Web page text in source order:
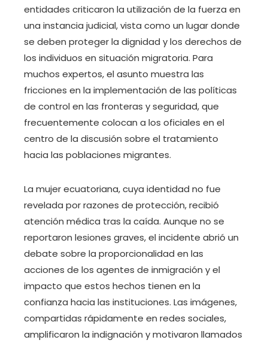
entidades criticaron la utilización de la fuerza en
una instancia judicial, vista como un lugar donde
se deben proteger la dignidad y los derechos de
los individuos en situación migratoria. Para
muchos expertos, el asunto muestra las
fricciones en la implementación de las políticas
de control en las fronteras y seguridad, que
frecuentemente colocan a los oficiales en el
centro de la discusión sobre el tratamiento
hacia las poblaciones migrantes.
La mujer ecuatoriana, cuya identidad no fue
revelada por razones de protección, recibió
atención médica tras la caída. Aunque no se
reportaron lesiones graves, el incidente abrió un
debate sobre la proporcionalidad en las
acciones de los agentes de inmigración y el
impacto que estos hechos tienen en la
confianza hacia las instituciones. Las imágenes,
compartidas rápidamente en redes sociales,
amplificaron la indignación y motivaron llamados